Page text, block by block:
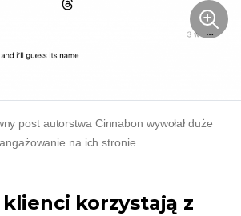
post autorstwa Cinnabon wywołał duże
na ich stronie
korzystają z